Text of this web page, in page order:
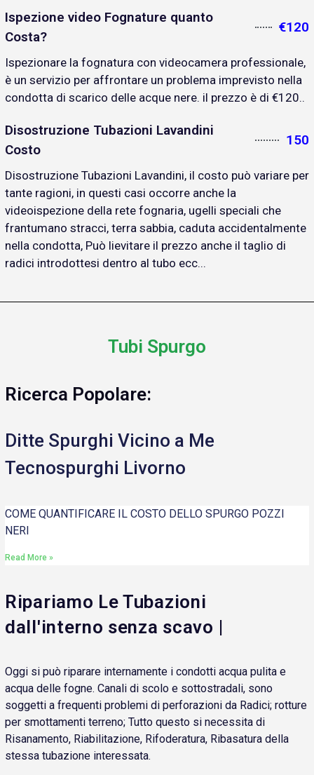
Ispezione video Fognature quanto
Costa?
€120
Ispezionare la fognatura con videocamera professionale,
è un servizio per affrontare un problema imprevisto nella
condotta di scarico delle acque nere. il prezzo è di €120..
Disostruzione Tubazioni Lavandini
Costo
150
Disostruzione Tubazioni Lavandini, il costo può variare per
tante ragioni, in questi casi occorre anche la
videoispezione della rete fognaria, ugelli speciali che
frantumano stracci, terra sabbia, caduta accidentalmente
nella condotta, Può lievitare il prezzo anche il taglio di
radici introdottesi dentro al tubo ecc...
Tubi Spurgo
Ricerca Popolare:
Ditte Spurghi Vicino a Me
Tecnospurghi Livorno
COME QUANTIFICARE IL COSTO DELLO SPURGO POZZI
NERI
Read More »
Ripariamo Le Tubazioni
dall'interno senza scavo |
Oggi si può riparare internamente i condotti acqua pulita e
acqua delle fogne. Canali di scolo e sottostradali, sono
soggetti a frequenti problemi di perforazioni da Radici; rotture
per smottamenti terreno; Tutto questo si necessita di
Risanamento, Riabilitazione, Rifoderatura, Ribasatura della
stessa tubazione interessata.